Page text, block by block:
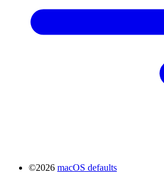
©2026 macOS defaults